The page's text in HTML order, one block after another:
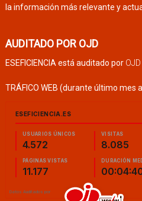
la información más relevante y
AUDITADO POR OJD
ESEFICIENCIA está auditado por
TRÁFICO WEB (durante último mes